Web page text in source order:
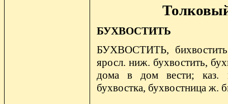
БУХВОСТИТЬ
БУХВОСТИТЬ, бихвостить
яросл. ниж. бухвостить,
дома в дом вести; каз.
бухвостка, бухвостница ж.